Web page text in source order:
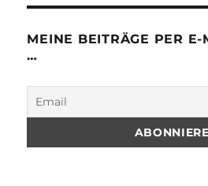
MEINE BEITRÄGE PER E-
…